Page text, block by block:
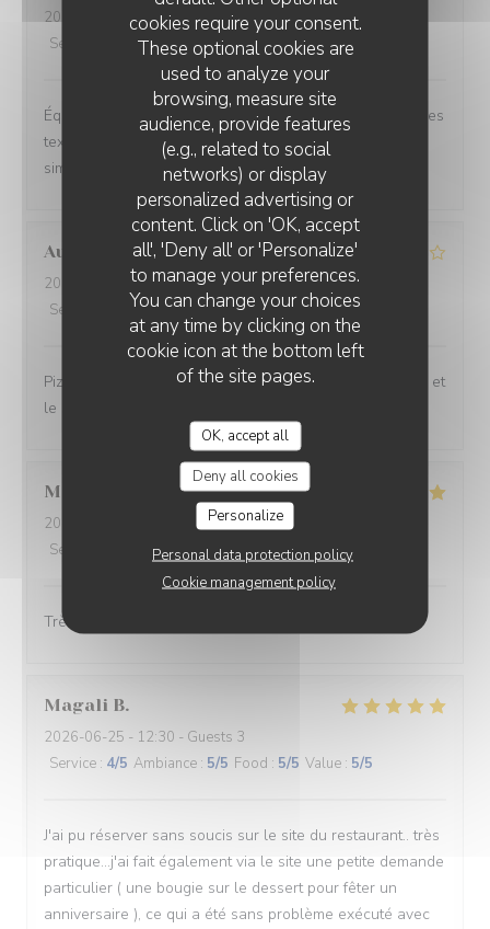
cookies require your consent.
These optional cookies are
used to analyze your
browsing, measure site
audience, provide features
(e.g., related to social
networks) or display
personalized advertising or
content. Click on 'OK, accept
all', 'Deny all' or 'Personalize'
to manage your preferences.
You can change your choices
at any time by clicking on the
cookie icon at the bottom left
of the site pages.
OK, accept all
Deny all cookies
Personalize
Personal data protection policy
Cookie management policy
2026-06-26
- 20:30 - Guests 2
Service
Ambiance: 5/5 Food:5/5 Value:5
Équilibre des goûts, hardiesse des mélanges, subtilité des
textures. Le bel ami, c’est du GRAND art, en toute
simplicité. On ne peut pas rêver meilleur moment.
Aurélien L
2026-06-27
- 19:15 - Guests 3
Service
Ambiance :3/5 Food:4/5 Value: 3
Pizzeria simple. De l’attente pour la prise de commande et
le service
Mickael
2026-06-27
- 21:15 - Guests 2
Service
Ambiance:5/5 Food:5/5 Value:5
Très bonne accueil et excellent repas à recommander
Magali B
2026-06-25 - 12:30 - Guests 3
Service : 4/5 Ambiance : 5/5 Food : 5/5 Value : 5/5
J'ai pu réserver sans soucis sur le site du restaurant.. très
pratique...j'ai fait également via le site une petite demande
particulier ( une bougie sur le dessert pour fêter un
anniversaire ), ce qui a été sans problème exécuté avec